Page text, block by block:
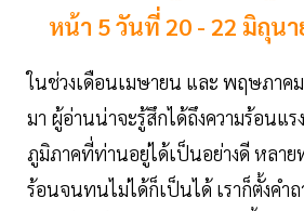
หน้า 5 วันที่ 20 - 22 มิถุน
ในช่วงเดือนเมษายน และ พฤษภาค
มา ผู้อ่านน่าจะรู้สึกได้ถึงความร้อนแ
ภูมิภาคที่ท่านอยู่ได้เป็นอย่างดี หลาย
ร้อนจนทนไม่ได้ก็เป็นได้ เราก็ตั้งคำ